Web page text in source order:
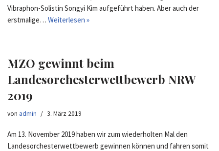
Vibraphon-Solistin Songyi Kim aufgeführt haben. Aber auch der
erstmalige… Weiterlesen »
MZO gewinnt beim
Landesorchesterwettbewerb NRW
2019
von admin 3. März 2019
Am 13. November 2019 haben wir zum wiederholten Mal den
Landesorchesterwettbewerb gewinnen können und fahren somit